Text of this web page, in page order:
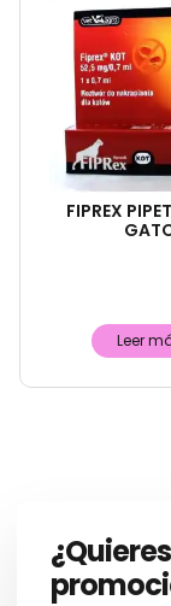
FIPREX
Leer